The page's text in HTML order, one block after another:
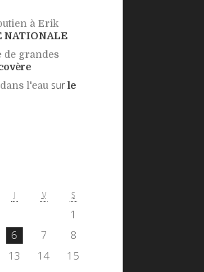
à Erik
NATIONALE
de grandes
l'eau sur le
J V S
1
6 7
8
13 14
15